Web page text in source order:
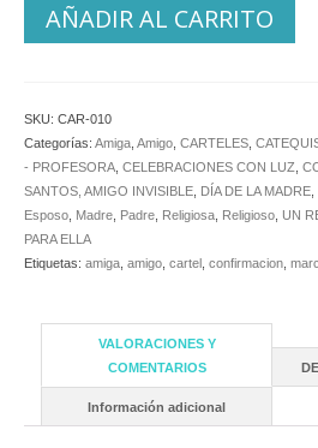
AÑADIR AL CARRITO
SKU: CAR-010
Categorías: Amiga Amigo CARTELES
- PROFESORA CELEBRACIONES CON LUZ
SANTOS, AMIGO INVISIBLE DÍA DE LA MADRE
Esposo Madre Padre Religiosa Religioso UN
PARA ELLA
Etiquetas: amiga amigo cartel confirmacion
VALORACIONES Y
COMENTARIOS
Información adicional